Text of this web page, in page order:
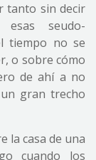
tanto sin decir
esas seudo-
tiempo no se
o sobre cómo
de ahí a no
gran trecho
la casa de una
cuando los